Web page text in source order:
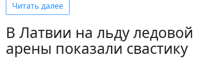
Читать далее
В Латвии на льду ледовой
арены показали свастику